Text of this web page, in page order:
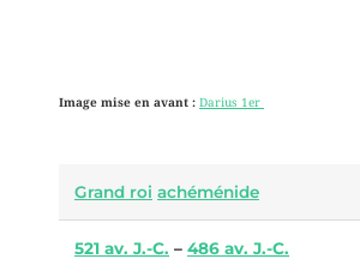
Image mise en avant : Darius 1er
Grand roi achéménide
521 av. J.-C. – 486 av. J.-C.